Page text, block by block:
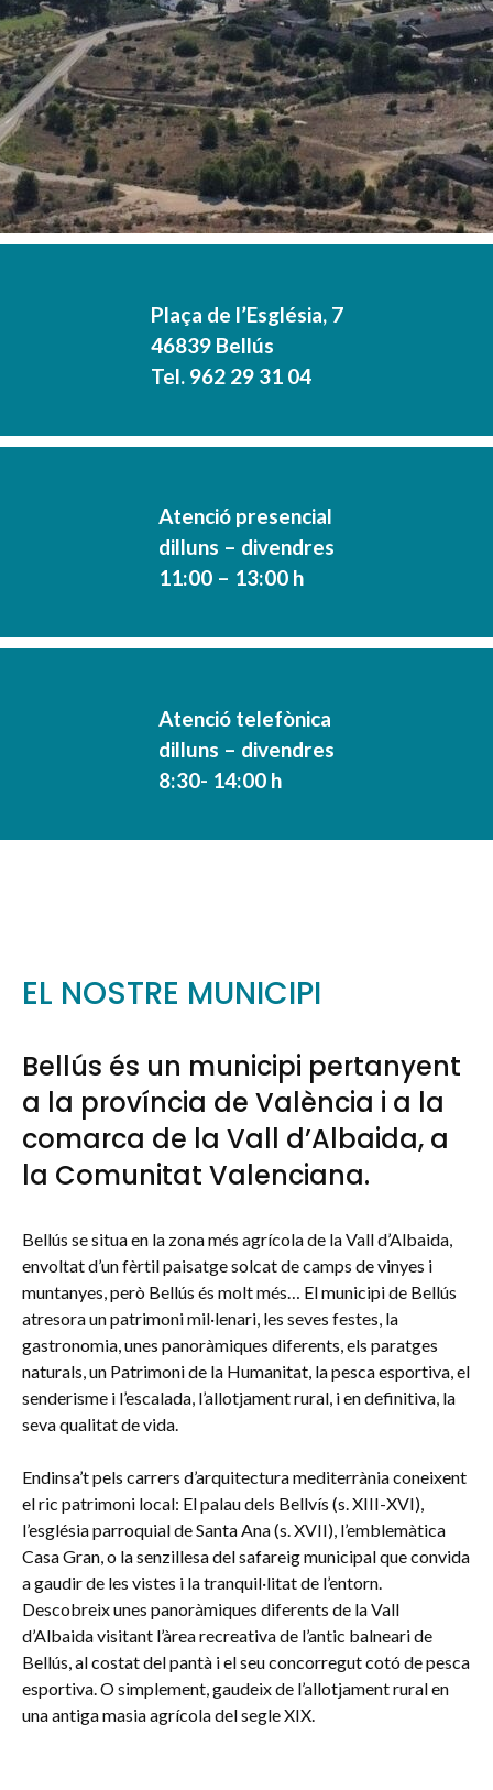
Plaça de l’Església, 7
46839 Bellús
Tel. 962 29 31 04
Atenció presencial
dilluns – divendres
11:00 – 13:00 h
Atenció telefònica
dilluns – divendres
8:30- 14:00 h
EL NOSTRE MUNICIPI
Bellús és un municipi pertanyent
a la província de València i a la
comarca de la Vall d’Albaida, a
la Comunitat Valenciana.
Bellús se situa en la zona més agrícola de la Vall d’Albaida,
envoltat d’un fèrtil paisatge solcat de camps de vinyes i
muntanyes, però Bellús és molt més… El municipi de Bellús
atresora un patrimoni mil·lenari, les seves festes, la
gastronomia, unes panoràmiques diferents, els paratges
naturals, un Patrimoni de la Humanitat, la pesca esportiva, el
senderisme i l’escalada, l’allotjament rural, i en definitiva, la
seva qualitat de vida.
Endinsa’t pels carrers d’arquitectura mediterrània coneixent
el ric patrimoni local: El palau dels Bellvís (s. XIII-XVI),
l’església parroquial de Santa Ana (s. XVII), l’emblemàtica
Casa Gran, o la senzillesa del safareig municipal que convida
a gaudir de les vistes i la tranquil·litat de l’entorn.
Descobreix unes panoràmiques diferents de la Vall
d’Albaida visitant l’àrea recreativa de l’antic balneari de
Bellús, al costat del pantà i el seu concorregut cotó de pesca
esportiva. O simplement, gaudeix de l’allotjament rural en
una antiga masia agrícola del segle XIX.